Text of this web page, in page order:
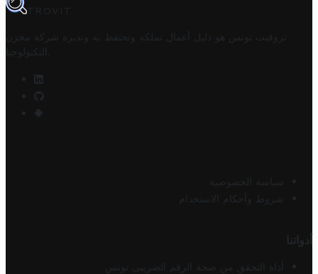
TROVIT
تروفيت تونس هو دليل أعمال تملكه وتحتفظ به وتديره
شركة مخزن
التكنولوجيا
سياسة الخصوصية
شروط وأحكام الاستخدام
أدواتنا
أداة التحقق من صحة الرقم الضريبي تونس